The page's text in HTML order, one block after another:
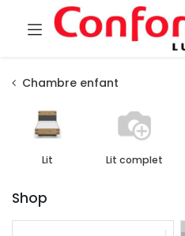
Chambre enfant
Lit Lit complet
Shop